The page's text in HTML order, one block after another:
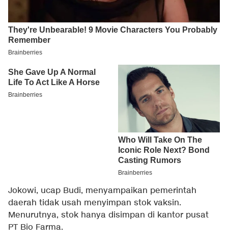
Jokowi, ucap Budi, menyampaikan pemerintah
daerah tidak usah menyimpan stok vaksin.
Menurutnya, stok hanya disimpan di kantor pusat
PT Bio Farma.